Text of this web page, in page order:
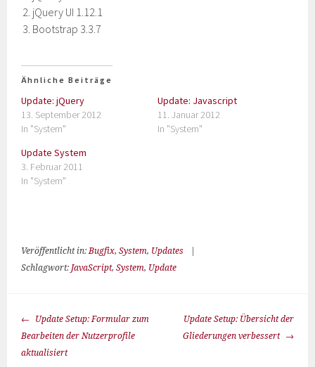
jQuery UI 1.12.1
Bootstrap 3.3.7
Ähnliche Beiträge
Update: jQuery
13. September 2012
In "System"
Update: Javascript
11. Januar 2012
In "System"
Update System
3. Februar 2011
In "System"
Veröffentlicht in:Bugfix,System, Updates
Schlagwort:JavaScript,System, Update
Update Setup: Formular zum
Bearbeiten der Nutzerprofile
aktualisiert
Update Setup: Übersicht der
Gliederungen verbessert